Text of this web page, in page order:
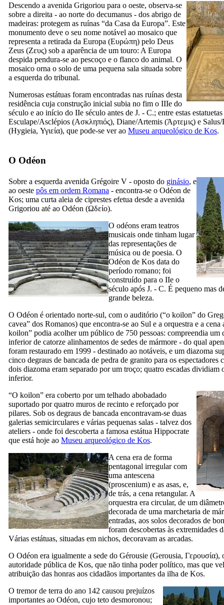
Descendo a avenida Grigoriou para o oeste, observa-se
sobre a direita - ao norte do decumanus - dos abrigo de
madeiras: protegem as ruínas “da Casa da Europa”. Este
monumento deve o seu nome notável ao mosaico que
representa a retirada da Europa (Ευρώπη) pelo Deus
Zeus (Ζευς) sob a aparência de um touro: A Europa
despida pendura-se ao pescoço e o flanco do animal. O
mosaico orna o solo de uma pequena sala situada sobre
a esquerda do tribunal.
Numerosas estátuas foram encontradas nas ruínas desta
residência cuja construção inicial subia no fim o IIIe do
século e ao início do IIe século antes de J. - C.; entre estas
Esculape/Asclépios (Ασκληπιός), Diane/Artemis (Άρτεμις) e
(Hygieia, Υγιεία), que pode-se ver ao Museu arqueológico de Kos.
O Odéon
Sobre a esquerda avenida Grégoire V - oposto do ginásio, e
ao oeste pôs em ordem Romana - encontra-se o Odéon de
Kos; uma curta aleia de ciprestes efetua desde a avenida
Grigoriou até ao Odéon (Ωδείο).
O odéons eram teatros
musicais onde tinham lugar
das representações de
música ou de poesia. O
Odéon de Kos data do
período romano; foi
construído para o IIe o
século após J. - C. É pequeno mas
grande beleza.
O Odéon é orientado norte-sul, com o auditório (“o koilon” do
cavea” dos Romanos) que encontra-se ao Sul e a orquestra e a cena
koilon” podia acolher um público de 750 pessoas: compreendia um
inferior de catorze alinhamentos de sedes de mármore - do qual
foram restaurado em 1999 - destinado ao notáveis, e um diazoma
cinco degraus de bancada de pedra de granito para os espectadores
dois diazoma eram separado por um troço; quatro escadas dividiam
inferior.
“O koilon” era coberto por um telhado abobadado
suportado por quatro muros de recinto e reforçado por
pilares. Sob os degraus de bancada encontravam-se duas
galerias semicirculares e várias pequenas salas - talvez dos
ateliers - onde foi descoberta a famosa estátua Hippocrate
que está hoje ao Museu arqueológico de Kos.
A cena era de forma
pentagonal irregular com
uma antescena
(proscenium) e as asas, e,
de trás, a cena retangular. A
orquestra era circular, de um
decorada de uma marchetaria de
entradas, aos solos decorados de
foram descobertas às extremidades
Várias estátuas, situadas em nichos, decoravam as arcadas.
O Odéon era igualmente a sede do Gérousie (Gerousia, Γερουσία),
autoridade pública de Kos, que não tinha poder político, mas que
atribuição das honras aos cidadãos importantes da ilha de Kos.
O tremor de terra do ano 142 causou prejuízos
importantes ao Odéon, cujo teto desmoronou;